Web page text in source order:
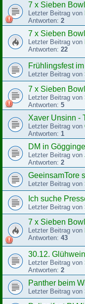
7 x Sieben
Letzter Beitrag von
Antworten: 2
7 x Sieben
Letzter Beitrag von
Antworten: 22
Frühlingsfest
Letzter Beitrag von
7 x Sieben
Letzter Beitrag von
Antworten: 5
Xaver Unsinn -
Letzter Beitrag von
Antworten: 1
DM in
Letzter Beitrag von
Antworten: 2
GeeinsamTore
Letzter Beitrag von
Ich suche
Letzter Beitrag von
7 x Sieben
Letzter Beitrag von
Antworten: 43
30.12.
Letzter Beitrag von
Antworten: 2
Panther beim
Letzter Beitrag von